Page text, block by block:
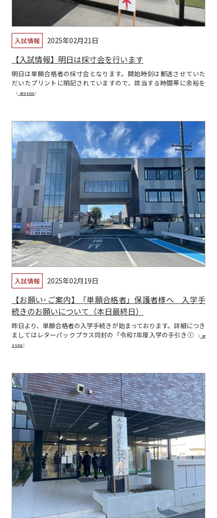
入試情報 2025年02月21日
【入試情報】明日は採寸会を行います
明日は単願合格者の採寸会となります。開始時刻は郵送させていた
だいたプリントに明記されていますので、該当する時間帯に余裕を
[…続きを読む]
入試情報 2025年02月19日
【お願い･ご案内】「単願合格者」保護者様へ 入学手
続きのお願いについて（本日最終日）
昨日より、単願合格者の入学手続きが始まっております。詳細につき
ましてはレターパックプラス同封の「令和7年度入学の手引き①
[…続
きを読む]